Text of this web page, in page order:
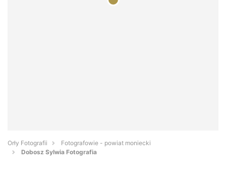
Orły Fotografii
Fotografowie - powiat moniecki
Dobosz Sylwia Fotografia